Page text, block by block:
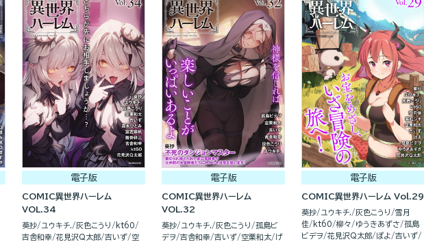
電子版
COMIC異世界ハーレム
VOL.34
葵抄 ユウキチ. 灰色こうり
kt60
吉舎和幸 花見沢Q太郎 吉いず
空
電子版
COMIC異世界ハーレム
VOL.32
葵抄 ユウキチ. 灰色こうり
孤島ビ
デヲ
吉舎和幸 吉いず 空栗和太
げ
電子版
COMIC異世界ハーレム Vol.29
葵抄 ユウキチ. 灰色こうり
雪月
佳
kt60 柳々 ゆうきあずさ
孤島
ビデヲ
花見沢Q太郎 ぽよ
吉いず